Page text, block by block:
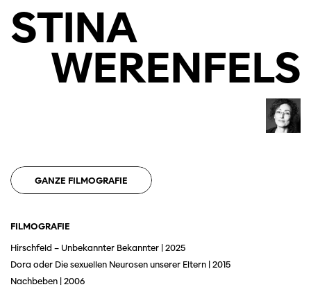
STINA
WERENFELS
GANZE FILMOGRAFIE
FILMOGRAFIE
Hirschfeld – Unbekannter Bekannter | 2025
Dora oder Die sexuellen Neurosen unserer Eltern | 2015
Nachbeben | 2006